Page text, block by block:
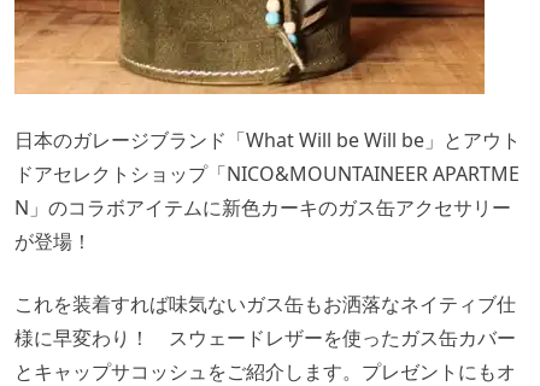
日本のガレージブランド「What Will be Will be」とアウト
ドアセレクトショップ「NICO&MOUNTAINEER APARTME
N」のコラボアイテムに新色カーキのガス缶アクセサリー
が登場！
これを装着すれば味気ないガス缶もお洒落なネイティブ仕
様に早変わり！ スウェードレザーを使ったガス缶カバー
とキャップサコッシュをご紹介します。プレゼントにもオ